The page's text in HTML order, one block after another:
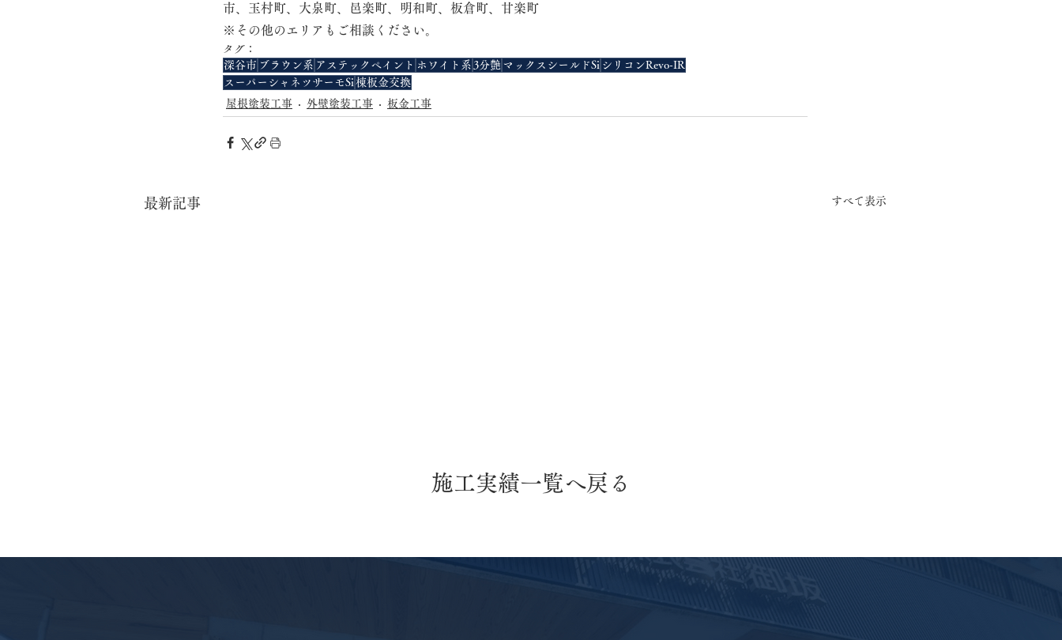
市、玉村町、大泉町、邑楽町、明和町、板倉町、甘楽町
※その他のエリアもご相談ください。
タグ：
深谷市 ブラウン系 アステックペイント ホワイト系 3分艶 マックスシールドSi シリコンRevo-IR
スーパーシャネツサーモSi 棟板金交換
屋根塗装工事
外壁塗装工事 板金工事
最新記事 すべて表示
屋根葺き替え工事・外壁塗装
外壁塗装工事・屋根カバー工
施工実績一覧へ戻る